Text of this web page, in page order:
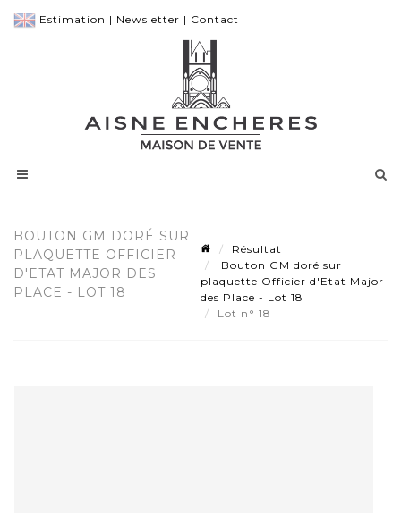
Estimation | Newsletter | Contact
BOUTON GM DORÉ SUR
PLAQUETTE OFFICIER
D'ETAT MAJOR DES
PLACE - LOT 18
Résultat
Bouton GM doré sur
plaquette Officier d'Etat Major
des Place - Lot 18
Lot n° 18